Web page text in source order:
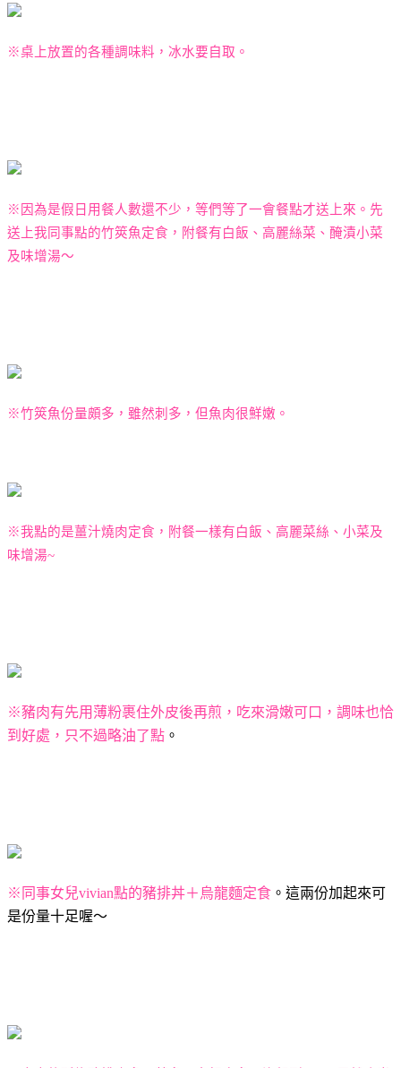
※桌上放置的各種調味料，冰水要自取。
※因為是假日用餐人數還不少，等們等了一會餐點才送上來。先
送上我同事點的竹筴魚定食，附餐有白飯、高麗絲菜、醃漬小菜
及味增湯～
※竹筴魚份量頗多，雖然刺多，但魚肉很鮮嫩。
※我點的是薑汁燒肉定食，附餐一樣有白飯、高麗菜絲、小菜及
味增湯~
※豬肉有先用薄粉裹住外皮後再煎，吃來滑嫩可口，調味也恰
到好處，只不過略油了點 。
※同事女兒vivian點的豬排丼＋烏龍麵定食 。這兩份加起來可
是份量十足喔～